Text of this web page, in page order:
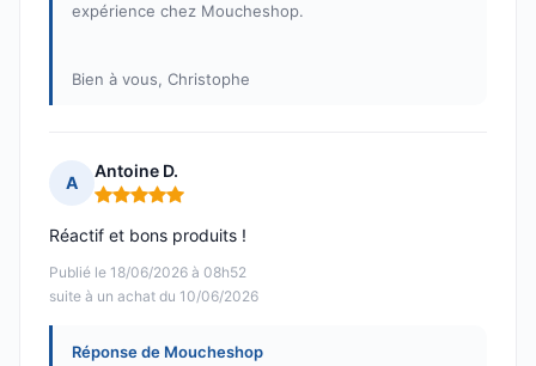
expérience chez Moucheshop.
Bien à vous, Christophe
A
Antoine D.
Note : 5 sur 5
Publié le 18/06/2026 à 08h52
suite à un achat du 10/06/2026
Réactif et bons produits !
Réponse de Moucheshop